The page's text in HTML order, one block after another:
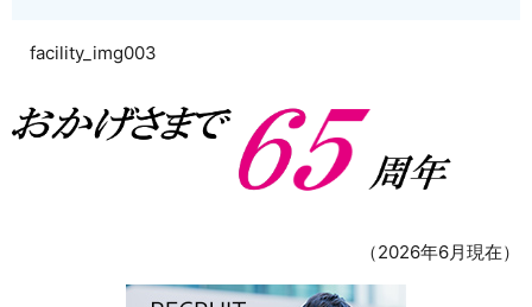
facility_img003
（2026年6月現在）